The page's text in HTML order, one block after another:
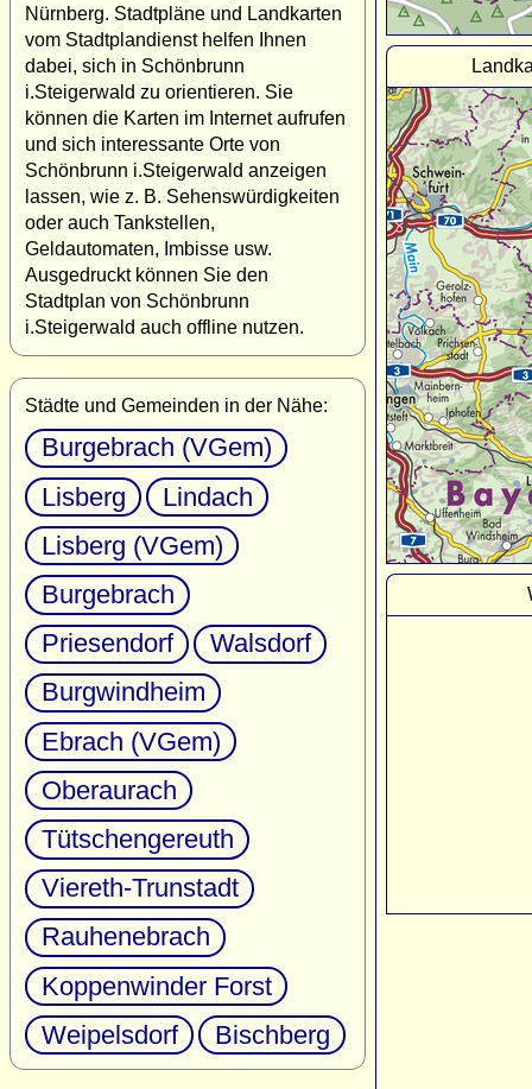
Nürnberg. Stadtpläne und Landkarten
vom Stadtplandienst helfen Ihnen
dabei, sich in Schönbrunn
i.Steigerwald zu orientieren. Sie
können die Karten im Internet aufrufen
und sich interessante Orte von
Schönbrunn i.Steigerwald anzeigen
lassen, wie z. B. Sehenswürdigkeiten
oder auch Tankstellen,
Geldautomaten, Imbisse usw.
Ausgedruckt können Sie den
Stadtplan von Schönbrunn
i.Steigerwald auch offline nutzen.
Städte und Gemeinden in der Nähe:
Burgebrach (VGem)
Lisberg
Lindach
Lisberg (VGem)
Burgebrach
Priesendorf
Walsdorf
Burgwindheim
Ebrach (VGem)
Oberaurach
Tütschengereuth
Viereth-Trunstadt
Rauhenebrach
Koppenwinder Forst
Weipelsdorf
Bischberg